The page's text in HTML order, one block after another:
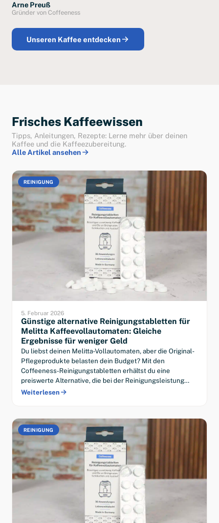
Arne Preuß
Gründer von Coffeeness
Unseren Kaffee entdecken
Frisches Kaffeewissen
Tipps, Anleitungen, Rezepte: Lerne mehr über deinen
Kaffee und die Kaffeezubereitung.
Alle Artikel ansehen
REINIGUNG
5. Februar 2026
Günstige alternative Reinigungstabletten für
Melitta Kaffeevollautomaten: Gleiche
Ergebnisse für weniger Geld
Du liebst deinen Melitta-Vollautomaten, aber die Original-
Pflegeprodukte belasten dein Budget? Mit den
Coffeeness-Reinigungstabletten erhältst du eine
preiswerte Alternative, die bei der Reinigungsleistung…
Weiterlesen
REINIGUNG